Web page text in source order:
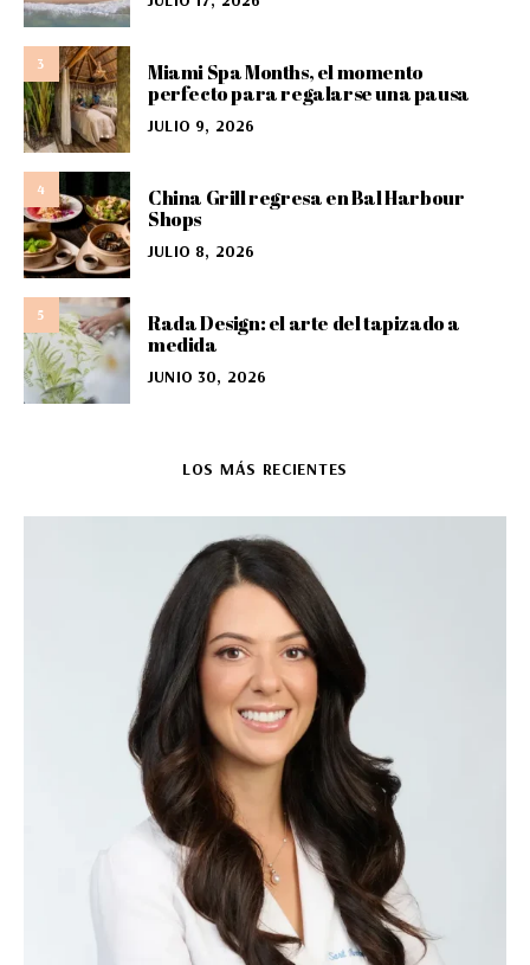
3
Miami Spa Months, el momento
perfecto para regalarse una pausa
JULIO 9, 2026
4
China Grill regresa en Bal Harbour
Shops
JULIO 8, 2026
5
Rada Design: el arte del tapizado a
medida
JUNIO 30, 2026
LOS MÁS RECIENTES